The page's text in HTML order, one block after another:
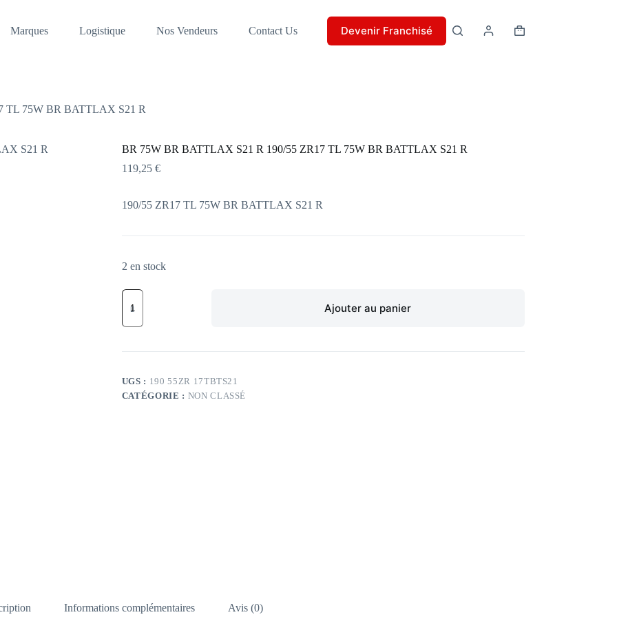
Marques Logistique Nos Vendeurs Contact Us Devenir Franchisé
Panier
TL 75W BR BATTLAX S21 R
BR 75W BR BATTLAX S21 R 190/55 ZR17 TL 75W BR BATTLAX S21 R
119,25 €
190/55 ZR17 TL 75W BR BATTLAX S21 R
2 en stock
quantité
de
75W
BATTLAX
R
190/55
ZR17
Ajouter au panier
UGS : 190 55ZR 17TBTS21
CATÉGORIE : NON CLASSÉ
Informations complémentaires Avis (0)